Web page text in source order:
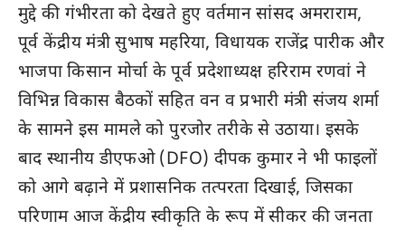
मुद्दे की गंभीरता को देखते हुए वर्तमान सांसद अमराराम,
पूर्व केंद्रीय मंत्री सुभाष महरिया, विधायक राजेंद्र पारीक और
भाजपा किसान मोर्चा के पूर्व प्रदेशाध्यक्ष हरिराम रणवां ने
विभिन्न विकास बैठकों सहित वन व प्रभारी मंत्री संजय शर्मा
के सामने इस मामले को पुरजोर तरीके से उठाया। इसके
बाद स्थानीय डीएफओ (DFO) दीपक कुमार ने भी फाइलों
को आगे बढ़ाने में प्रशासनिक तत्परता दिखाई, जिसका
परिणाम आज केंद्रीय स्वीकृति के रूप में सीकर की जनता